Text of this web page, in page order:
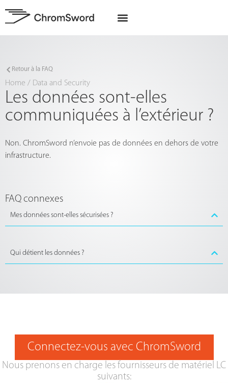
Retour à la FAQ
Home / Data and Security
Les données sont-elles
communiquées à l’extérieur ?
Non. ChromSword n’envoie pas de données en dehors de votre
infrastructure.
FAQ connexes
Mes données sont-elles sécurisées ?
Qui détient les données ?
Connectez-vous avec ChromSword
Nous prenons en charge les fournisseurs de matériel LC
suivants: